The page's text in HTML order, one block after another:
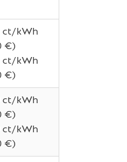
ct/kWh
€)
ct/kWh
€)
ct/kWh
€)
ct/kWh
€)